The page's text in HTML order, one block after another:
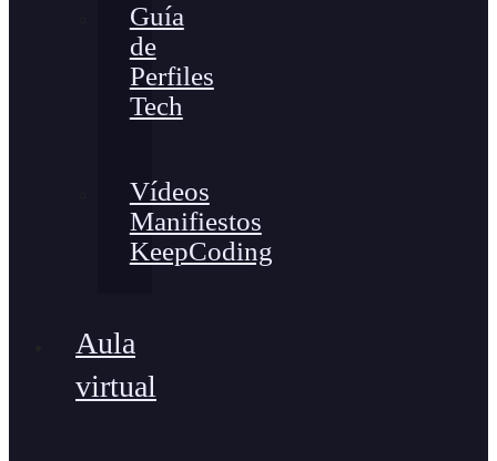
Guía
de
Perfiles
Tech
Vídeos
Manifiestos
KeepCoding
Aula
virtual